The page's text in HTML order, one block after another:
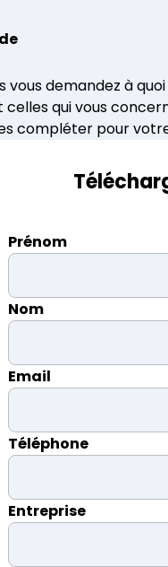
vous demandez à
celles qui vous
compléter pour
Prénom
Nom
Email
Téléphone
Entreprise